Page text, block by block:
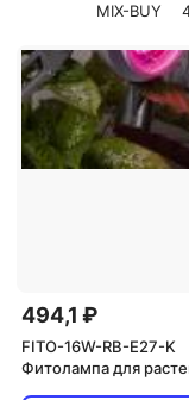
спектра 50 Вт, цена
MIX-BUY
494,1 ₽
FITO-16W-RB-E27-K
Фитолампа для